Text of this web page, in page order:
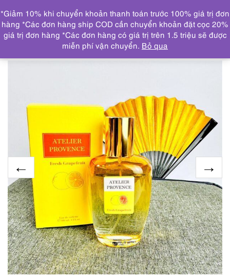
DANH MỤC
Trang chủ NƯỚC HOA
2975-ATELIER PROVENCE
Fresh Grapefruit EDT 90ml-Nước hoa nữ-Chai khá đầy
*Giảm 10% khi chuyển khoản thanh toán trước 100% giá trị đơn
hàng *Các đơn hàng ship COD cần chuyển khoản đặt cọc 20%
giá trị đơn hàng *Các đơn hàng có giá trị trên 1.5 triệu sẽ được
miễn phí vận chuyển. Bỏ qua